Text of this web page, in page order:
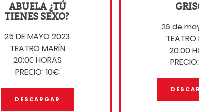
ABUELA ¿TÚ
TIENES SEXO?
25 DE MAYO 2023
TEATRO MARÍN
20:00 HORAS
PRECIO; 10€
DESCARGAR
26 de
TEATRO
20:00